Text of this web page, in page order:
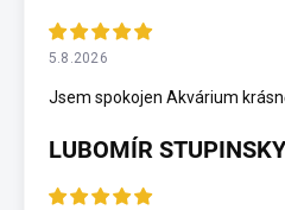
5.8.2026
Jsem spokojen Akvárium
LUBOMÍR STUPINSKY